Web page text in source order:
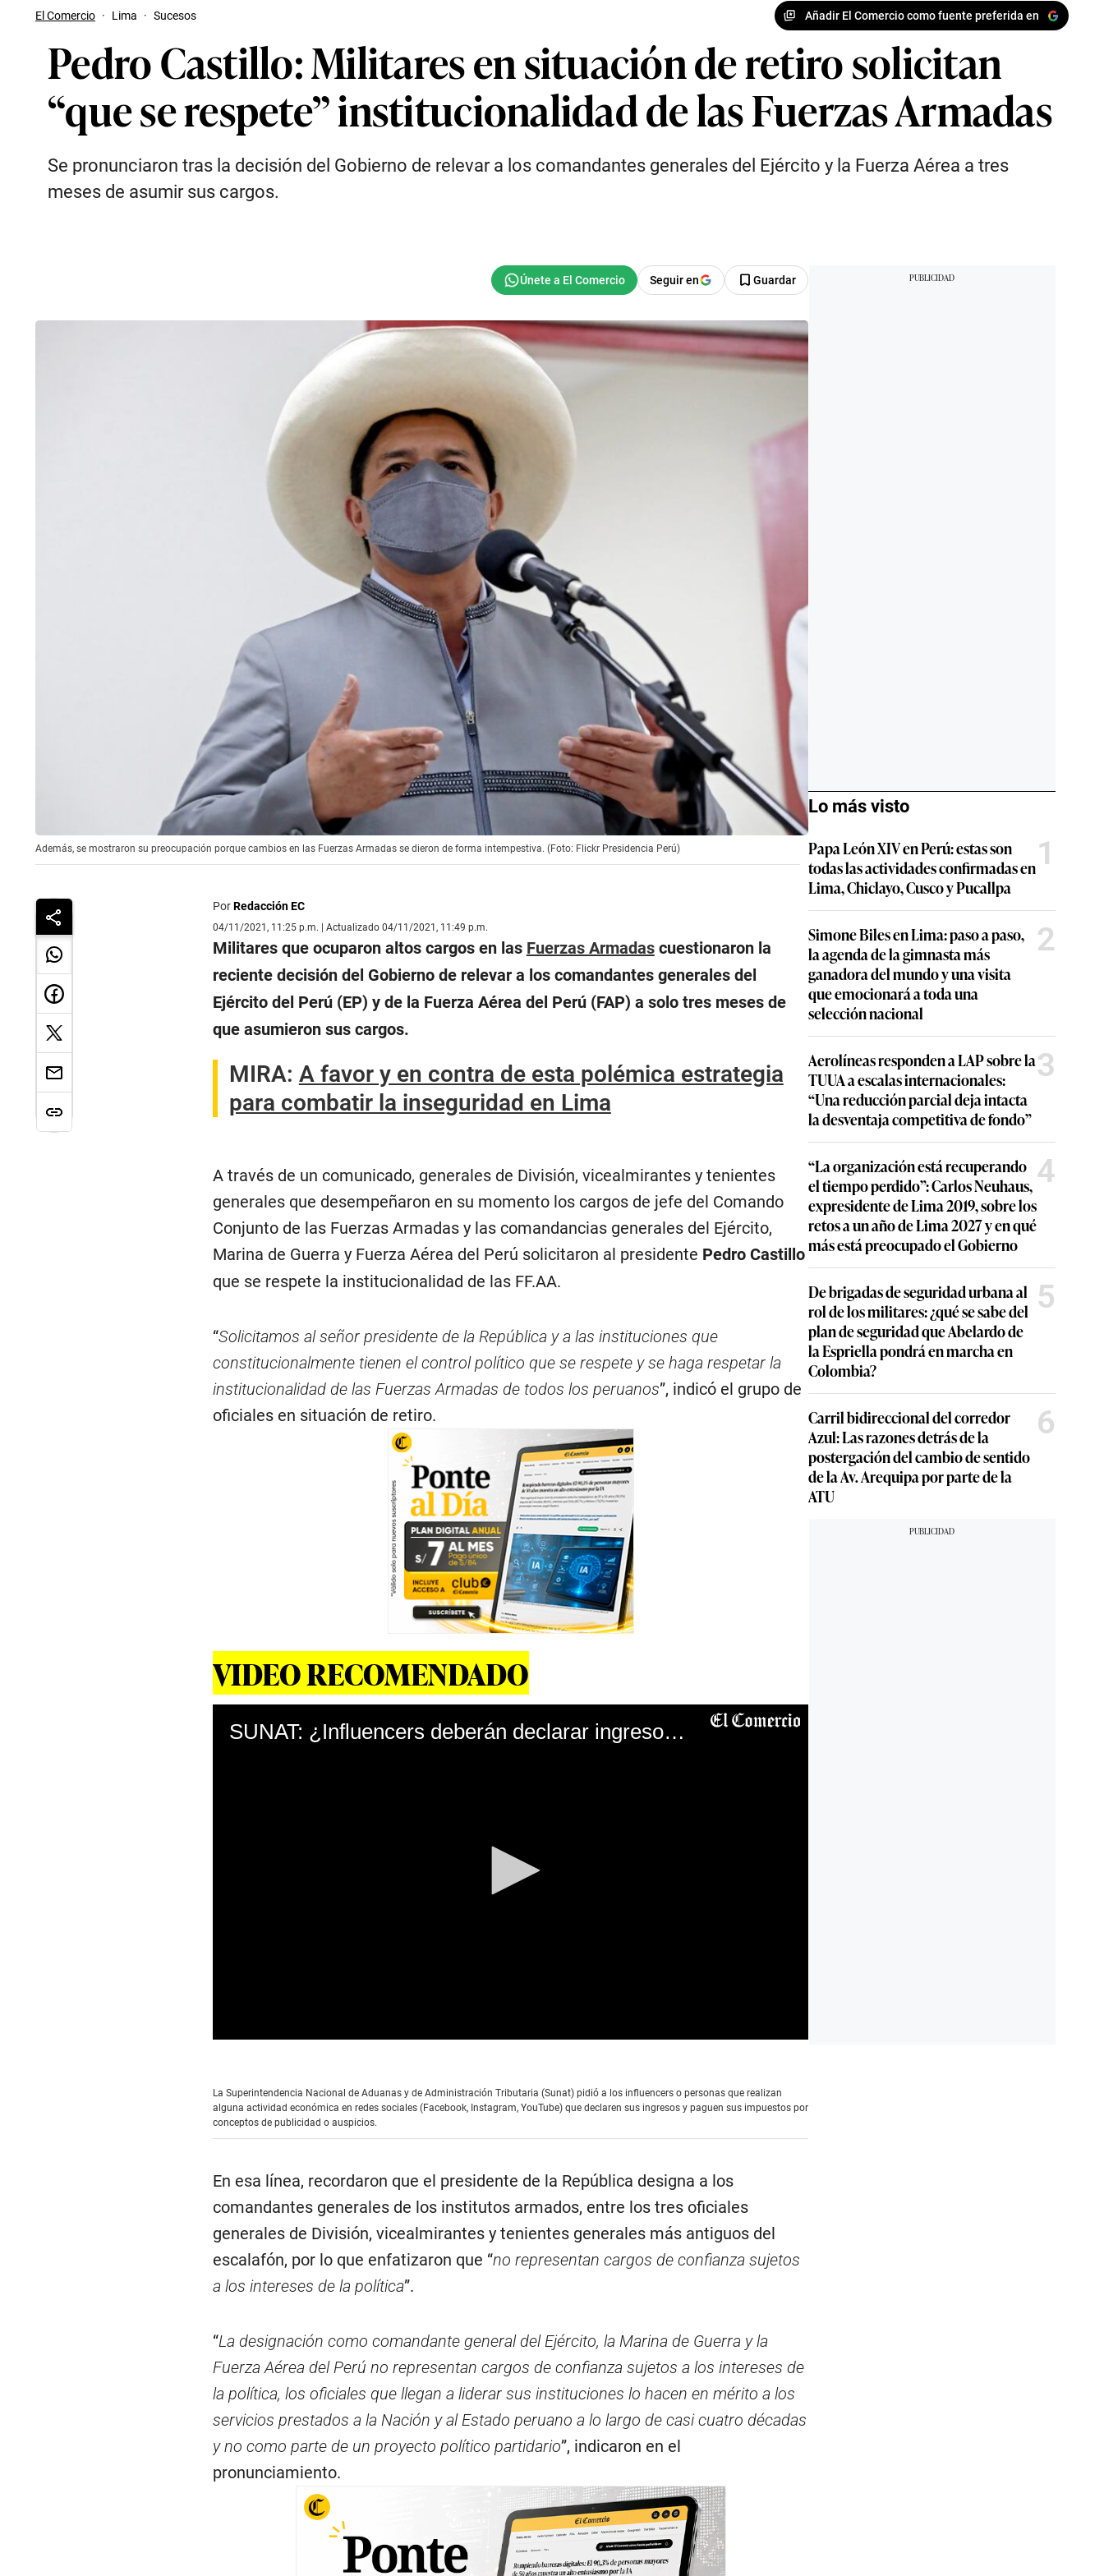
El Comercio · Lima · Sucesos Añadir El Comercio como fuente preferida en
Pedro Castillo: Militares en situación de retiro solicitan
“que se respete” institucionalidad de las Fuerzas Armadas
Se pronunciaron tras la decisión del Gobierno de relevar a los comandantes generales del Ejército y la Fuerza Aérea a tres
meses de asumir sus cargos.
Seguir en Guardar
Además, se mostraron su preocupación porque cambios en las Fuerzas Armadas se dieron de forma intempestiva. (Foto: Flickr Presidencia Perú)
PorRedacción EC
04/11/2021, 11:25 p.m. | Actualizado 04/11/2021, 11:49 p.m.
Militares que ocuparon altos cargos en las Fuerzas Armadascuestionaron la
reciente decisión del Gobierno de relevar a los comandantes generales del
Ejército del Perú (EP) y de la Fuerza Aérea del Perú (FAP) a solo tres meses de
que asumieron sus cargos.
MIRA: A favor y en contra de esta polémica estrategia
para combatir la inseguridad en Lima
A través de un comunicado, generales de División, vicealmirantes y tenientes
generales que desempeñaron en su momento los cargos de jefe del Comando
Conjunto de las Fuerzas Armadas y las comandancias generales del Ejército,
Marina de Guerra y Fuerza Aérea del Perú solicitaron al presidente Pedro Castillo
que se respete la institucionalidad de las FF.AA.
“Solicitamos al señor presidente de la República y a las instituciones que
constitucionalmente tienen el control político que se respete y se haga respetar la
institucionalidad de las Fuerzas Armadas de todos los peruanos”, indicó el grupo de
oficiales en situación de retiro.
VIDEO RECOMENDADO
SUNAT: ¿Influencers deberán declarar ingresos y pagar impuestos?
o
n
d
s
0
s
e
c
o
n
d
s
V
o
m
e
9
0
%
La Superintendencia Nacional de Aduanas y de Administración Tributaria (Sunat) pidió a los influencers o personas que realizan
alguna actividad económica en redes sociales (Facebook, Instagram, YouTube) que declaren sus ingresos y paguen sus impuestos por
conceptos de publicidad o auspicios.
En esa línea, recordaron que el presidente de la República designa a los
comandantes generales de los institutos armados, entre los tres oficiales
generales de División, vicealmirantes y tenientes generales más antiguos del
escalafón, por lo que enfatizaron que “no representan cargos de confianza sujetos
a los intereses de la política”.
“La designación como comandante general del Ejército, la Marina de Guerra y la
Fuerza Aérea del Perú no representan cargos de confianza sujetos a los intereses de
la política, los oficiales que llegan a liderar sus instituciones lo hacen en mérito a los
servicios prestados a la Nación y al Estado peruano a lo largo de casi cuatro décadas
y no como parte de un proyecto político partidario”, indicaron en el
pronunciamiento.
Lo más visto
Papa León XIV en Perú: estas son
todas las actividades confirmadas en
Lima, Chiclayo, Cusco y Pucallpa
1
Simone Biles en Lima: paso a paso,
la agenda de la gimnasta más
ganadora del mundo y una visita
que emocionará a toda una
selección nacional
2
Aerolíneas responden a LAP sobre la
TUUA a escalas internacionales:
“Una reducción parcial deja intacta
la desventaja competitiva de fondo”
3
“La organización está recuperando
el tiempo perdido”: Carlos Neuhaus,
expresidente de Lima 2019, sobre los
retos a un año de Lima 2027 y en qué
más está preocupado el Gobierno
4
De brigadas de seguridad urbana al
rol de los militares: ¿qué se sabe del
plan de seguridad que Abelardo de
la Espriella pondrá en marcha en
Colombia?
5
Carril bidireccional del corredor
Azul: Las razones detrás de la
postergación del cambio de sentido
de la Av. Arequipa por parte de la
ATU
6